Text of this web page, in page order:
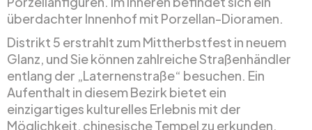
überdachter Innenhof mit Porzellan-Dioramen.
Distrikt 5 erstrahlt zum Mittherbstfest in neuem
Glanz, und Sie können zahlreiche Straßenhändler
entlang der „Laternenstraße“ besuchen. Ein
Aufenthalt in diesem Bezirk bietet ein
einzigartiges kulturelles Erlebnis mit der
Möglichkeit, chinesische Tempel zu erkunden,